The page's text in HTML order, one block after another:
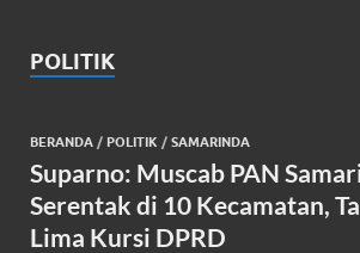
POLITIK
BERANDA / POLITIK / SAMARINDA
Suparno: Muscab PAN
Serentak di 10 Kecamatan,
Lima Kursi DPRD